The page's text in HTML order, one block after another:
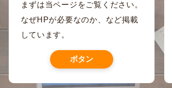
まずは当ページをご覧ください。
なぜHPが必要なのか、など掲載
しています。
ボタン